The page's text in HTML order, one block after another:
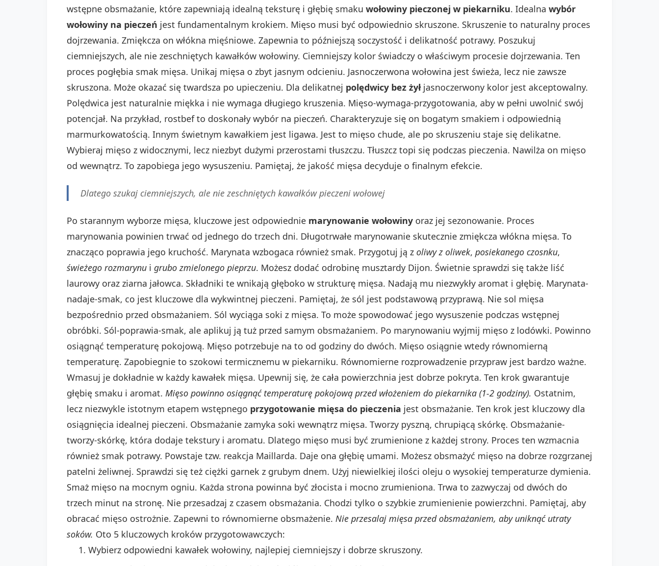
wstępne obsmażanie, które zapewniają idealną teksturę i głębię smaku wołowiny pieczonej w piekarniku. Idealna wybór
wołowiny na pieczeń jest fundamentalnym krokiem. Mięso musi być odpowiednio skruszone. Skruszenie to naturalny proces
dojrzewania. Zmiękcza on włókna mięśniowe. Zapewnia to późniejszą soczystość i delikatność potrawy. Poszukuj
ciemniejszych, ale nie zeschniętych kawałków wołowiny. Ciemniejszy kolor świadczy o właściwym procesie dojrzewania. Ten
proces pogłębia smak mięsa. Unikaj mięsa o zbyt jasnym odcieniu. Jasnoczerwona wołowina jest świeża, lecz nie zawsze
skruszona. Może okazać się twardsza po upieczeniu. Dla delikatnej polędwicy bez żyłjasnoczerwony kolor jest akceptowalny.
Polędwica jest naturalnie miękka i nie wymaga długiego kruszenia. Mięso-wymaga-przygotowania, aby w pełni uwolnić swój
potencjał. Na przykład, rostbef to doskonały wybór na pieczeń. Charakteryzuje się on bogatym smakiem i odpowiednią
marmurkowatością. Innym świetnym kawałkiem jest ligawa. Jest to mięso chude, ale po skruszeniu staje się delikatne.
Wybieraj mięso z widocznymi, lecz niezbyt dużymi przerostami tłuszczu. Tłuszcz topi się podczas pieczenia. Nawilża on mięso
od wewnątrz. To zapobiega jego wysuszeniu. Pamiętaj, że jakość mięsa decyduje o finalnym efekcie.
Dlatego szukaj ciemniejszych, ale nie zeschniętych kawałków pieczeni wołowej
Po starannym wyborze mięsa, kluczowe jest odpowiednie marynowanie wołowiny oraz jej sezonowanie. Proces
marynowania powinien trwać od jednego do trzech dni. Długotrwałe marynowanie skutecznie zmiękcza włókna mięsa. To
znacząco poprawia jego kruchość. Marynata wzbogaca również smak. Przygotuj ją z oliwy z oliwek, posiekanego czosnku,
świeżego rozmarynu i grubo zmielonego pieprzu. Możesz dodać odrobinę musztardy Dijon. Świetnie sprawdzi się także liść
laurowy oraz ziarna jałowca. Składniki te wnikają głęboko w strukturę mięsa. Nadają mu niezwykły aromat i głębię. Marynata-
nadaje-smak, co jest kluczowe dla wykwintnej pieczeni. Pamiętaj, że sól jest podstawową przyprawą. Nie sol mięsa
bezpośrednio przed obsmażaniem. Sól wyciąga soki z mięsa. To może spowodować jego wysuszenie podczas wstępnej
obróbki. Sól-poprawia-smak, ale aplikuj ją tuż przed samym obsmażaniem. Po marynowaniu wyjmij mięso z lodówki. Powinno
osiągnąć temperaturę pokojową. Mięso potrzebuje na to od godziny do dwóch. Mięso osiągnie wtedy równomierną
temperaturę. Zapobiegnie to szokowi termicznemu w piekarniku. Równomierne rozprowadzenie przypraw jest bardzo ważne.
Wmasuj je dokładnie w każdy kawałek mięsa. Upewnij się, że cała powierzchnia jest dobrze pokryta. Ten krok gwarantuje
głębię smaku i aromat. Mięso powinno osiągnąć temperaturę pokojową przed włożeniem do piekarnika (1-2 godziny). Ostatnim,
lecz niezwykle istotnym etapem wstępnego przygotowanie mięsa do pieczenia jest obsmażanie. Ten krok jest kluczowy dla
osiągnięcia idealnej pieczeni. Obsmażanie zamyka soki wewnątrz mięsa. Tworzy pyszną, chrupiącą skórkę. Obsmażanie-
tworzy-skórkę, która dodaje tekstury i aromatu. Dlatego mięso musi być zrumienione z każdej strony. Proces ten wzmacnia
również smak potrawy. Powstaje tzw. reakcja Maillarda. Daje ona głębię umami. Możesz obsmażyć mięso na dobrze rozgrzanej
patelni żeliwnej. Sprawdzi się też ciężki garnek z grubym dnem. Użyj niewielkiej ilości oleju o wysokiej temperaturze dymienia.
Smaż mięso na mocnym ogniu. Każda strona powinna być złocista i mocno zrumieniona. Trwa to zazwyczaj od dwóch do
trzech minut na stronę. Nie przesadzaj z czasem obsmażania. Chodzi tylko o szybkie zrumienienie powierzchni. Pamiętaj, aby
obracać mięso ostrożnie. Zapewni to równomierne obsmażenie. Nie przesalaj mięsa przed obsmażaniem, aby uniknąć utraty
soków. Oto 5 kluczowych kroków przygotowawczych:
Wybierz odpowiedni kawałek wołowiny, najlepiej ciemniejszy i dobrze skruszony.